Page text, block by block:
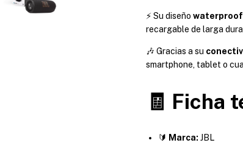
⚡ Su diseño waterproof
recargable de larga
🎶 Gracias a su
smartphone, tablet o
🧾 Ficha
🔰 Marca: JBL